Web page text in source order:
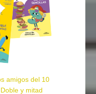
amigos del 10
y mitad